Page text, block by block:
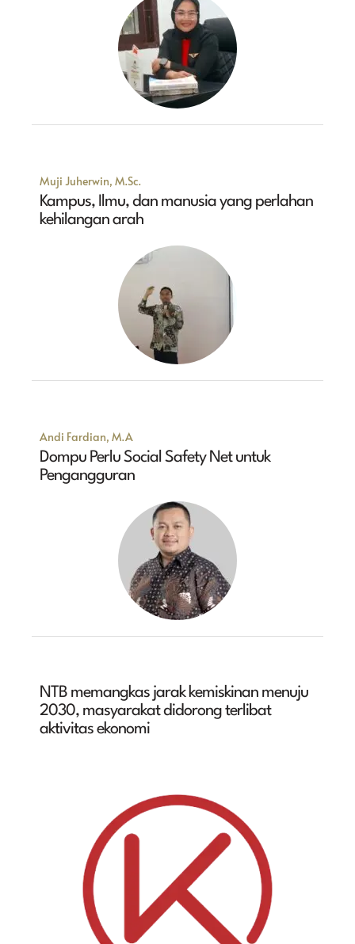
Muji Juherwin, M.Sc.
Kampus, Ilmu, dan manusia yang perlahan
kehilangan arah
Andi Fardian, M.A
Dompu Perlu Social Safety Net untuk
Pengangguran
NTB memangkas jarak kemiskinan menuju
2030, masyarakat didorong terlibat
aktivitas ekonomi